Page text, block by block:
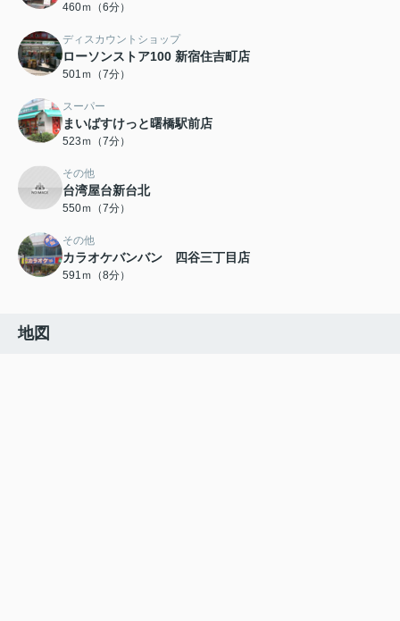
460ｍ（6分）
ディスカウントショップ
ローソンストア100 新宿住吉町店
501ｍ（7分）
スーパー
まいばすけっと曙橋駅前店
523ｍ（7分）
その他
台湾屋台新台北
550ｍ（7分）
その他
カラオケバンバン 四谷三丁目店
591ｍ（8分）
地図